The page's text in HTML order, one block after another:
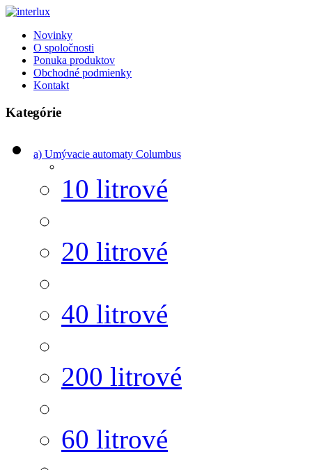
Novinky
O spoločnosti
Ponuka produktov
Obchodné podmienky
Kontakt
Kategórie
a) Umývacie automaty Columbus
10 litrové
20 litrové
40 litrové
200 litrové
60 litrové